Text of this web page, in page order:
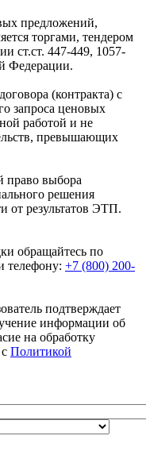
предложений,
торгами, тендером
ст.ст. 447-449, 1057-
Федерации.
(контракта) с
запроса ценовых
работой и не
превышающих
право выбора
решения
от результатов ЭТП.
обращайтесь по
телефону: +7 (800) 200-
подтверждает
информации об
на обработку
Политикой